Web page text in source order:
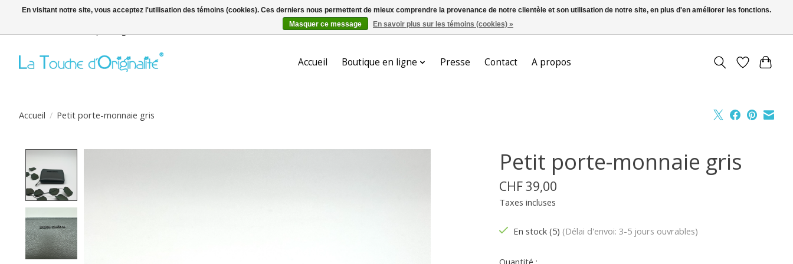
Accueil Boutique en ligne Presse Contact A propos
Accueil / Petit porte-monnaie gris
Petit porte-monnaie gris
CHF 39,00
Taxes incluses
En stock (5) (Délai d'envoi: 3-5 jours ouvrables)
Quantité :
En visitant notre site, vous acceptez l'utilisation des témoins (cookies). Ces derniers nous permettent de mieux comprendre la provenance de notre clientèle et son utilisation de notre site, en plus d'en améliorer les fonctions.
Masquer ce message
En savoir plus sur les témoins (cookies) »